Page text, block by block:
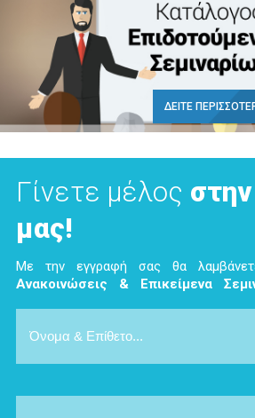
παραβιάσεων των κυρώσεων,
παράνομου χρήματος και της
ΔΕΙΤΕ
Γίνετε μέλος
μας!
Με την εγγραφή σας θα
Ανακοινώσεις & Επικείμενα